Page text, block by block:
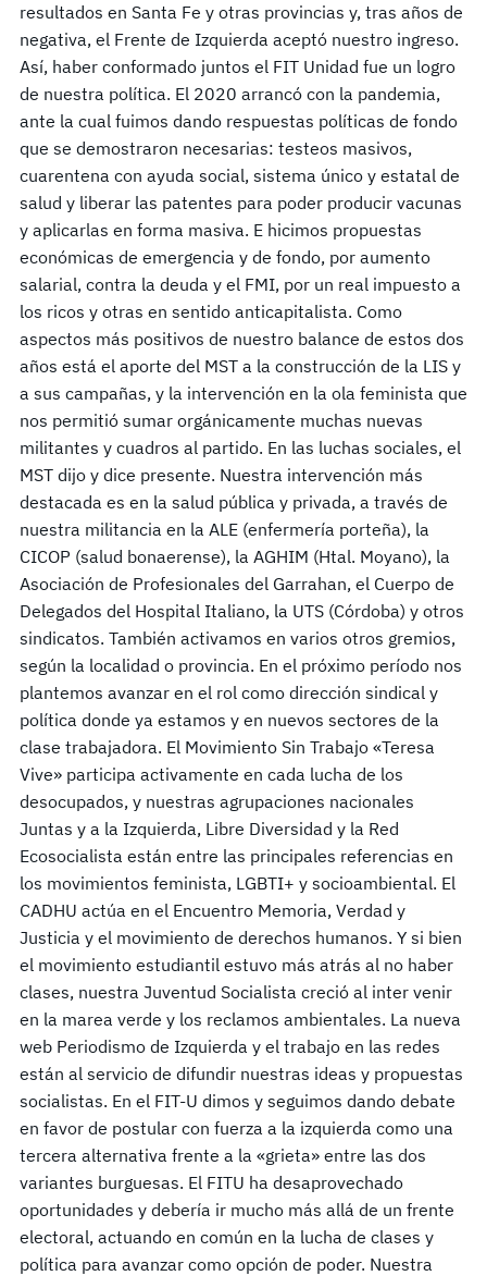
resultados en Santa Fe y otras provincias y, tras años de
negativa, el Frente de Izquierda aceptó nuestro ingreso.
Así, haber conformado juntos el FIT Unidad fue un logro
de nuestra política. El 2020 arrancó con la pandemia,
ante la cual fuimos dando respuestas políticas de fondo
que se demostraron necesarias: testeos masivos,
cuarentena con ayuda social, sistema único y estatal de
salud y liberar las patentes para poder producir vacunas
y aplicarlas en forma masiva. E hicimos propuestas
económicas de emergencia y de fondo, por aumento
salarial, contra la deuda y el FMI, por un real impuesto a
los ricos y otras en sentido anticapitalista. Como
aspectos más positivos de nuestro balance de estos dos
años está el aporte del MST a la construcción de la LIS y
a sus campañas, y la intervención en la ola feminista que
nos permitió sumar orgánicamente muchas nuevas
militantes y cuadros al partido. En las luchas sociales, el
MST dijo y dice presente. Nuestra intervención más
destacada es en la salud pública y privada, a través de
nuestra militancia en la ALE (enfermería porteña), la
CICOP (salud bonaerense), la AGHIM (Htal. Moyano), la
Asociación de Profesionales del Garrahan, el Cuerpo de
Delegados del Hospital Italiano, la UTS (Córdoba) y otros
sindicatos. También activamos en varios otros gremios,
según la localidad o provincia. En el próximo período nos
plantemos avanzar en el rol como dirección sindical y
política donde ya estamos y en nuevos sectores de la
clase trabajadora. El Movimiento Sin Trabajo «Teresa
Vive» participa activamente en cada lucha de los
desocupados, y nuestras agrupaciones nacionales
Juntas y a la Izquierda, Libre Diversidad y la Red
Ecosocialista están entre las principales referencias en
los movimientos feminista, LGBTI+ y socioambiental. El
CADHU actúa en el Encuentro Memoria, Verdad y
Justicia y el movimiento de derechos humanos. Y si bien
el movimiento estudiantil estuvo más atrás al no haber
clases, nuestra Juventud Socialista creció al inter venir
en la marea verde y los reclamos ambientales. La nueva
web Periodismo de Izquierda y el trabajo en las redes
están al servicio de difundir nuestras ideas y propuestas
socialistas. En el FIT-U dimos y seguimos dando debate
en favor de postular con fuerza a la izquierda como una
tercera alternativa frente a la «grieta» entre las dos
variantes burguesas. El FITU ha desaprovechado
oportunidades y debería ir mucho más allá de un frente
electoral, actuando en común en la lucha de clases y
política para avanzar como opción de poder. Nuestra